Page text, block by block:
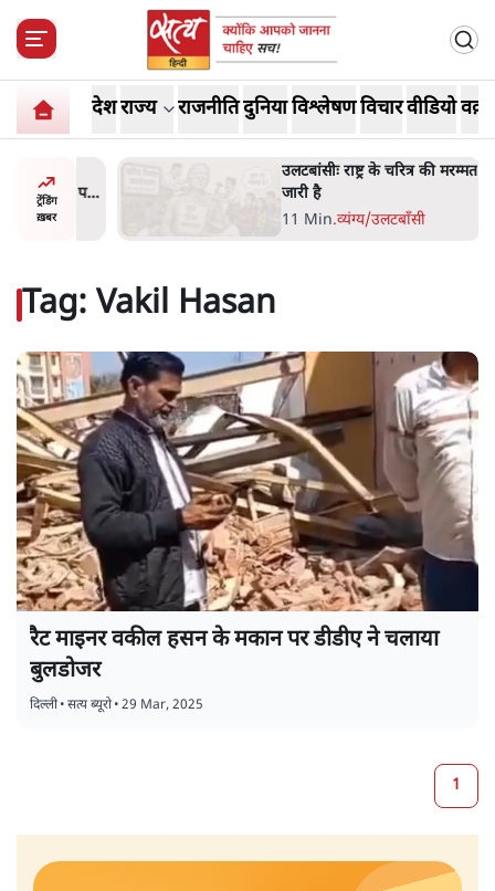
देशराज्य राजनीतिदुनियाविश्लेषणविचारवीडियो
ट्रेंडिंग
ख़बर
पर
उलटबांसीः राष्ट्र के चरित्र की मरम्मत
जारी है
11 Min. व्यंग्य/उलटबाँसी
Tag: Vakil Hasan
रैट माइनर वकील हसन के मकान पर डीडीए ने चलाया
बुलडोजर
दिल्ली•सत्य ब्यूरो•29 Mar, 2025
1